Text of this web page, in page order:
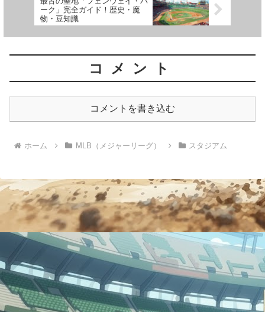
ーク」完全ガイド！歴史・魔
物・豆知識
コメント
コメントを書き込む
ホーム MLB（メジャーリーグ） スタジアム